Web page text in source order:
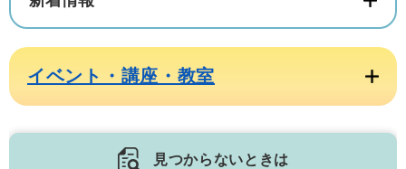
イベント・講座・教室
見つからないときは